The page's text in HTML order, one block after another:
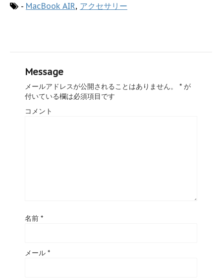
- MacBook AIR, アクセサリー
Message
メールアドレスが公開されることはありません。 * が
付いている欄は必須項目です
コメント
名前 *
メール *